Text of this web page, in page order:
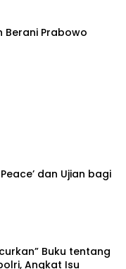
Berani Prabowo
dan Ujian bagi
Buku tentang
Angkat Isu